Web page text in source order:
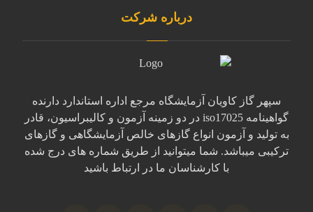
درباره شرکت
سپهر گاز کاویان آزمایشگاه مرجع اداره استاندارد دارنده
گواهینامه iso17025 در دو زمینه آزمون و کالیبراسیون، قادر
به تولید و آزمون انواع گازهای خالص آزمایشگاهی و گازهای
ترکیبی میباشد. شما میتوانید از طریق شماره های درج شده
با کارشناسان ما در ارتباط باشید